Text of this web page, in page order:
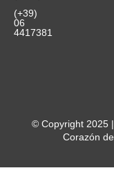
(+39)
06
4417381
© Copyright 2025
Corazón